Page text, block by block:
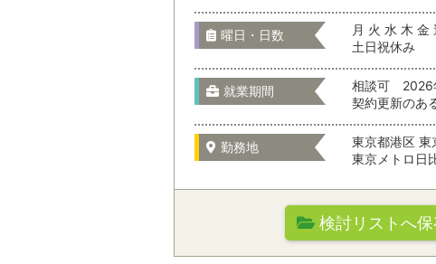
職種を選ぶ
お仕事の特徴
曜日・日数
月 火 水 木 金
土日祝休み
就業期間
相談可 2026
契約更新のあ
勤務地
東京都港区 東
東京メトロ日
検討リストへ